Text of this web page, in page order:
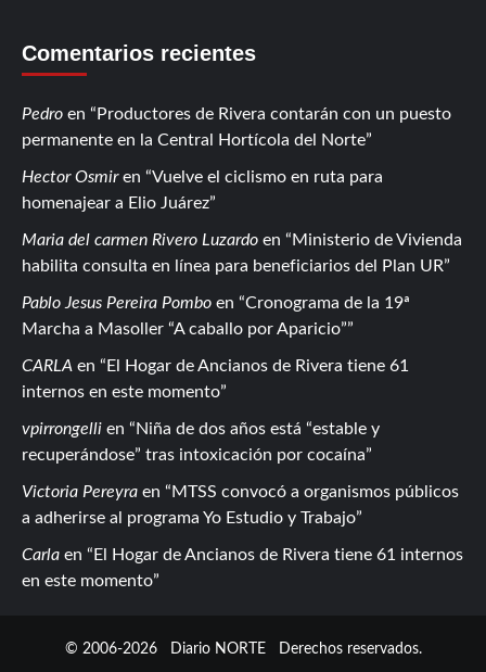
Comentarios recientes
Pedro en
Productores de Rivera contarán con un puesto
permanente en la Central Hortícola del Norte
Hector Osmiren
Vuelve el ciclismo en ruta para
homenajear a Elio Juárez
Maria del carmen Rivero Luzardo en
Ministerio de Vivienda
habilita consulta en línea para beneficiarios del Plan UR
Pablo Jesus Pereira Pombo en
Cronograma de la 19ª
Marcha a Masoller “A caballo por Aparicio”
CARLA en
El Hogar de Ancianos de Rivera tiene 61
internos en este momento
vpirrongelli en
Niña de dos años está “estable y
recuperándose” tras intoxicación por cocaína
Victoria Pereyra en
MTSS convocó a organismos públicos
a adherirse al programa Yo Estudio y Trabajo
Carla en
El Hogar de Ancianos de Rivera tiene 61 internos
en este momento
© 2006-2026 Diario NORTEDerechos reservados.